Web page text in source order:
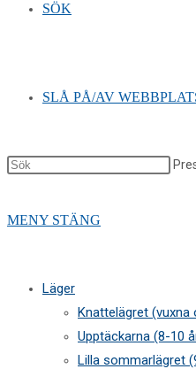
SÖK
SLÅ PÅ/AV
MENY STÄNG
Läger
Knattelägret (vuxna
Upptäckarna (8-10
Lilla sommarlägret